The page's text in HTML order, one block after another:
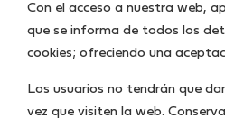
Con el acceso a nuestra web,
que se informa de todos los
cookies; ofreciendo una
Los usuarios no tendrán que
vez que visiten la web.